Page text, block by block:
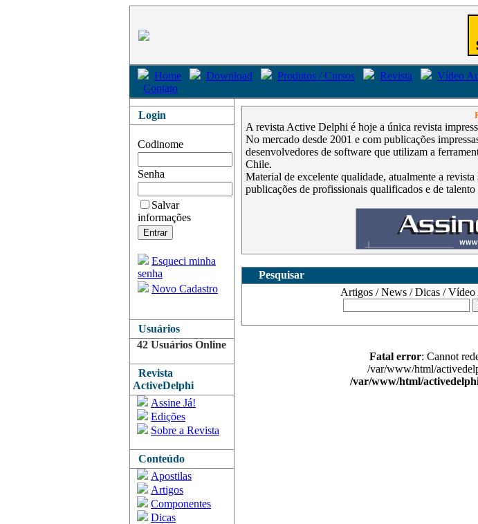
Home Download Produtos / Cursos Revista Vídeo
Contato
Login
Codinome
Senha
Salvar
informações
Esqueci minha
senha
Novo Cadastro
Usuários
42 Usuários Online
Revista
ActiveDelphi
Assine Já!
Edições
Sobre a Revista
Conteúdo
Apostilas
Artigos
Componentes
Dicas
A revista Active Delphi é hoje a única revista
No mercado desde 2001 e com publicações
desenvolvedores de software que utilizam a
Chile.
Material de excelente qualidade, atualmente a
publicações de profissionais qualificados e de
Pesquisar
Artigos / News / Dicas / Vídeo
Fatal error: Cannot
/var/www/html/
/var/www/html/